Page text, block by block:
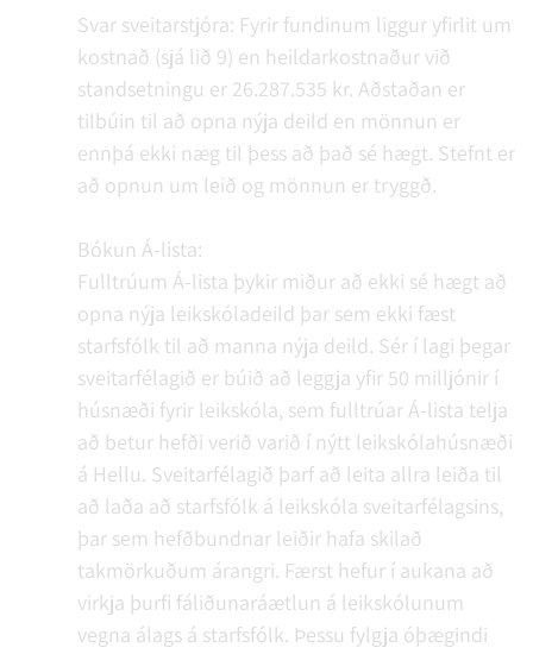
Svar sveitarstjóra: Fyrir fundinum liggur yfirlit um
kostnað (sjá lið 9) en heildarkostnaður við
standsetningu er 26.287.535 kr. Aðstaðan er
tilbúin til að opna nýja deild en mönnun er
ennþá ekki næg til þess að það sé hægt. Stefnt er
að opnun um leið og mönnun er tryggð.
Bókun Á-lista:
Fulltrúum Á-lista þykir miður að ekki sé hægt að
opna nýja leikskóladeild þar sem ekki fæst
starfsfólk til að manna nýja deild. Sér í lagi þegar
sveitarfélagið er búið að leggja yfir 50 milljónir í
húsnæði fyrir leikskóla, sem fulltrúar Á-lista telja
að betur hefði verið varið í nýtt leikskólahúsnæði
á Hellu. Sveitarfélagið þarf að leita allra leiða til
að laða að starfsfólk á leikskóla sveitarfélagsins,
þar sem hefðbundnar leiðir hafa skilað
takmörkuðum árangri. Færst hefur í aukana að
virkja þurfi fáliðunaráætlun á leikskólunum
vegna álags á starfsfólk. Þessu fylgja óþægindi